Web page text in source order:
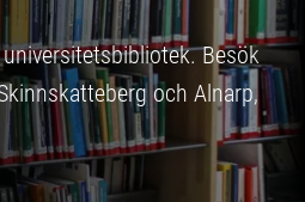
Besök
och Alnarp,